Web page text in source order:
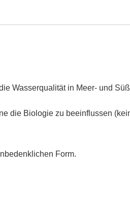
Wasserqualität in Meer- und
die Biologie zu beeinflussen
Form.